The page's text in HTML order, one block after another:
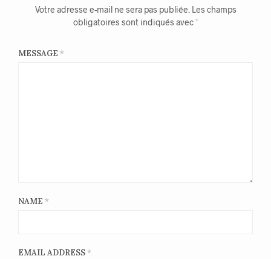
Votre adresse e-mail ne sera pas publiée. Les champs
obligatoires sont indiqués avec *
MESSAGE *
NAME *
EMAIL ADDRESS*